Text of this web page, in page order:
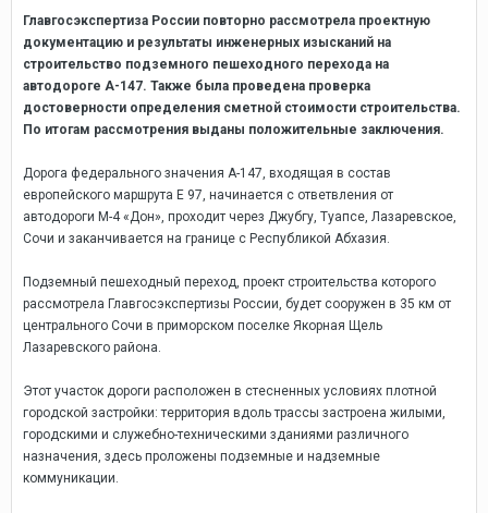
Главгосэкспертиза России повторно рассмотрела проектную
документацию и результаты инженерных изысканий на
строительство подземного пешеходного перехода на
автодороге А-147. Также была проведена проверка
достоверности определения сметной стоимости строительства.
По итогам рассмотрения выданы положительные заключения.
Дорога федерального значения А-147, входящая в состав
европейского маршрута E 97, начинается с ответвления от
автодороги М-4 «Дон», проходит через Джубгу, Туапсе, Лазаревское,
Сочи и заканчивается на границе с Республикой Абхазия.
Подземный пешеходный переход, проект строительства которого
рассмотрела Главгосэкспертизы России, будет сооружен в 35 км от
центрального Сочи в приморском поселке Якорная Щель
Лазаревского района.
Этот участок дороги расположен в стесненных условиях плотной
городской застройки: территория вдоль трассы застроена жилыми,
городскими и служебно-техническими зданиями различного
назначения, здесь проложены подземные и надземные
коммуникации.